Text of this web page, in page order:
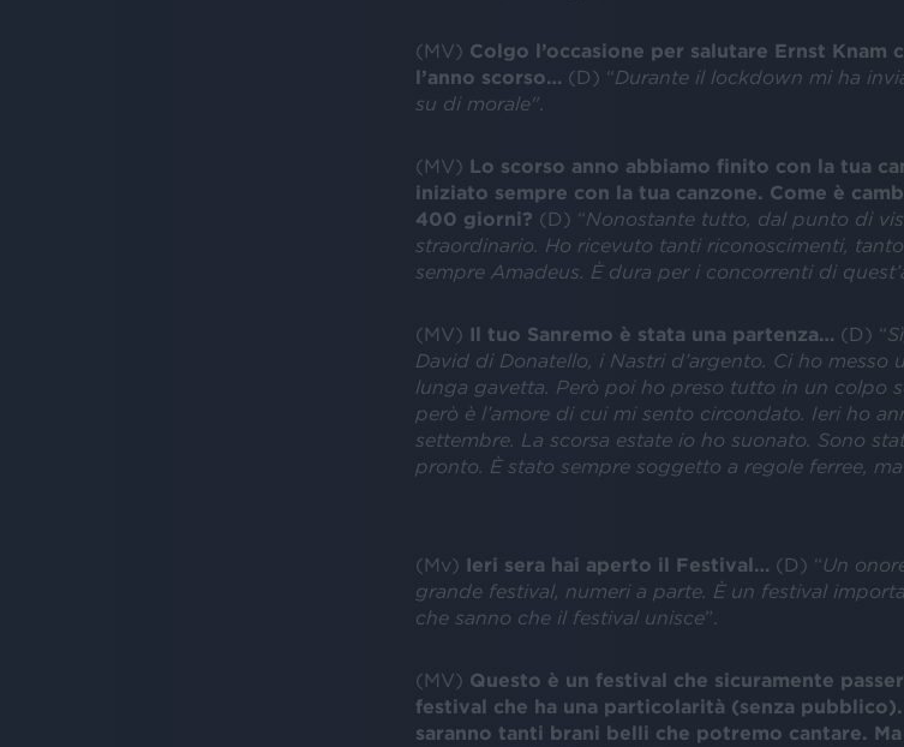
(MV) Colgo l’occasione per salutare Ernst Knam
l’anno scorso… (D) “Durante il lockdown mi ha
su di morale".
(MV) Lo scorso anno abbiamo finito con la tua
iniziato sempre con la tua canzone. Come è
400 giorni? (D) “Nonostante tutto, dal punto di
straordinario. Ho ricevuto tanti riconoscimenti,
sempre Amadeus. È dura per i concorrenti di
(MV) Il tuo Sanremo è stata una partenza… (D) “
David di Donatello, i Nastri d’argento. Ci ho messo
lunga gavetta. Però poi ho preso tutto in un colpo
però è l’amore di cui mi sento circondato. Ieri ho
settembre. La scorsa estate io ho suonato. Sono
pronto. È stato sempre soggetto a regole ferree,
(Mv) Ieri sera hai aperto il Festival… (D) “Un
grande festival, numeri a parte. È un festival
che sanno che il festival unisce”.
(MV) Questo è un festival che sicuramente
festival che ha una particolarità (senza
saranno tanti brani belli che potremo cantare.